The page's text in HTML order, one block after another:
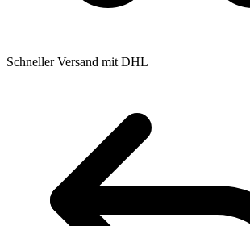
Schneller Versand mit DHL